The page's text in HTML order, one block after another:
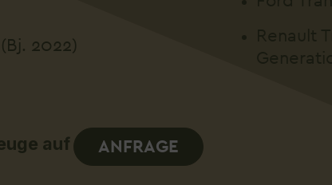
2022)
auf ANFRAGE